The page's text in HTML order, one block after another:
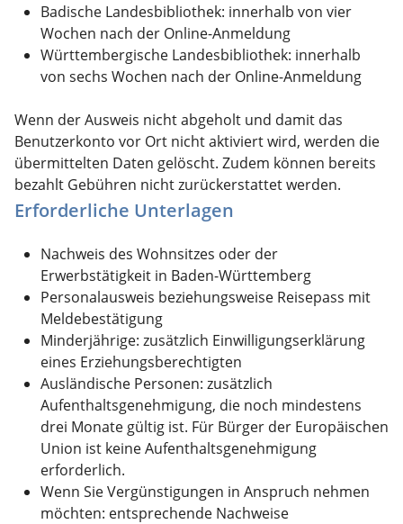
Badische Landesbibliothek: innerhalb von vier
Wochen nach der Online-Anmeldung
Württembergische Landesbibliothek: innerhalb
von sechs Wochen nach der Online-Anmeldung
Wenn der Ausweis nicht abgeholt und damit das
Benutzerkonto vor Ort nicht aktiviert wird, werden die
übermittelten Daten gelöscht. Zudem können bereits
bezahlt Gebühren nicht zurückerstattet werden.
Erforderliche Unterlagen
Nachweis des Wohnsitzes oder der
Erwerbstätigkeit in Baden-Württemberg
Personalausweis beziehungsweise Reisepass mit
Meldebestätigung
Minderjährige: zusätzlich Einwilligungserklärung
eines Erziehungsberechtigten
Ausländische Personen: zusätzlich
Aufenthaltsgenehmigung, die noch mindestens
drei Monate gültig ist. Für Bürger der Europäischen
Union ist keine Aufenthaltsgenehmigung
erforderlich.
Wenn Sie Vergünstigungen in Anspruch nehmen
möchten: entsprechende Nachweise